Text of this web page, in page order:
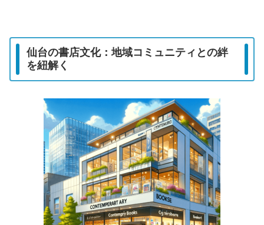
仙台の書店文化：地域コミュニティとの絆
を紐解く